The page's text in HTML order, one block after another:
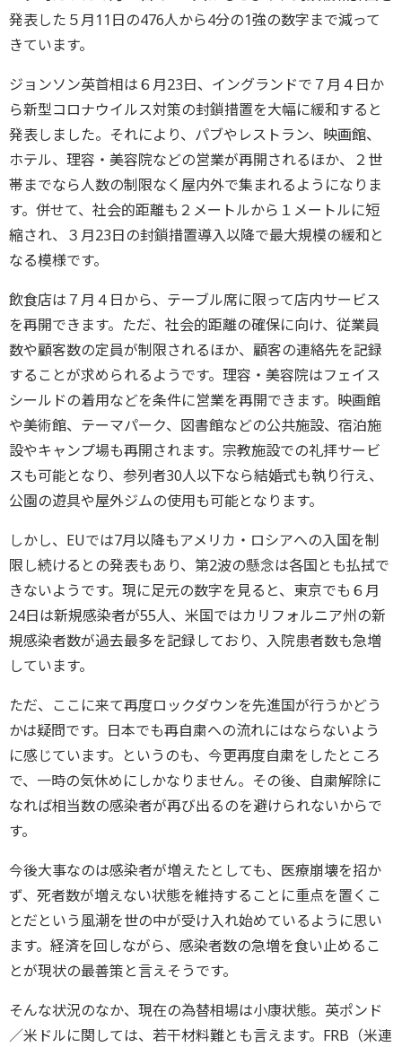
発表した５月11日の476人から4分の1強の数字まで減って
きています。
ジョンソン英首相は６月23日、イングランドで７月４日か
ら新型コロナウイルス対策の封鎖措置を大幅に緩和すると
発表しました。それにより、パブやレストラン、映画館、
ホテル、理容・美容院などの営業が再開されるほか、２世
帯までなら人数の制限なく屋内外で集まれるようになりま
す。併せて、社会的距離も２メートルから１メートルに短
縮され、３月23日の封鎖措置導入以降で最大規模の緩和と
なる模様です。
飲食店は７月４日から、テーブル席に限って店内サービス
を再開できます。ただ、社会的距離の確保に向け、従業員
数や顧客数の定員が制限されるほか、顧客の連絡先を記録
することが求められるようです。理容・美容院はフェイス
シールドの着用などを条件に営業を再開できます。映画館
や美術館、テーマパーク、図書館などの公共施設、宿泊施
設やキャンプ場も再開されます。宗教施設での礼拝サービ
スも可能となり、参列者30人以下なら結婚式も執り行え、
公園の遊具や屋外ジムの使用も可能となります。
しかし、EUでは7月以降もアメリカ・ロシアへの入国を制
限し続けるとの発表もあり、第2波の懸念は各国とも払拭で
きないようです。現に足元の数字を見ると、東京でも６月
24日は新規感染者が55人、米国ではカリフォルニア州の新
規感染者数が過去最多を記録しており、入院患者数も急増
しています。
ただ、ここに来て再度ロックダウンを先進国が行うかどう
かは疑問です。日本でも再自粛への流れにはならないよう
に感じています。というのも、今更再度自粛をしたところ
で、一時の気休めにしかなりません。その後、自粛解除に
なれば相当数の感染者が再び出るのを避けられないからで
す。
今後大事なのは感染者が増えたとしても、医療崩壊を招か
ず、死者数が増えない状態を維持することに重点を置くこ
とだという風潮を世の中が受け入れ始めているように思い
ます。経済を回しながら、感染者数の急増を食い止めるこ
とが現状の最善策と言えそうです。
そんな状況のなか、現在の為替相場は小康状態。英ポンド
／米ドルに関しては、若干材料難とも言えます。FRB（米連